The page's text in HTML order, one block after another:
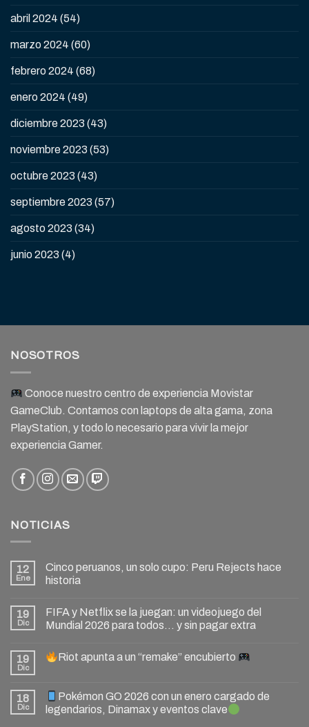
abril 2024 (54)
marzo 2024 (60)
febrero 2024 (68)
enero 2024 (49)
diciembre 2023 (43)
noviembre 2023 (53)
octubre 2023 (43)
septiembre 2023 (57)
agosto 2023 (34)
junio 2023 (4)
NOSOTROS
Conoce nuestro centro de experiencia Movistar
GameClub. Contamos con laptops de alta gama, zona
PlayStation, y todo lo necesario para vivir la mejor
experiencia Gamer.
NOTICIAS
12
Ene
Cinco peruanos, un solo cupo: Peru Rejects hace
historia
19
Dic
FIFA y Netflix se la juegan: un videojuego del
Mundial 2026 para todos… y sin pagar extra
19
Dic
Riot apunta a un “remake” encubierto
18
Dic
Pokémon GO 2026 con un enero cargado de
legendarios, Dinamax y eventos clave